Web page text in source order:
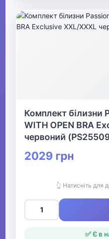
Комплект білизни
WITH OPEN BRA
червоний
2029 грн
👆 Натисніть для
✅ Є в